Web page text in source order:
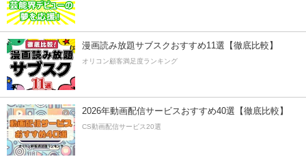
漫画読み放題サブスクおすすめ11選【徹底比較】
オリコン顧客満足度ランキング
2026年動画配信サービスおすすめ40選【徹底比較】
CS動画配信サービス20選